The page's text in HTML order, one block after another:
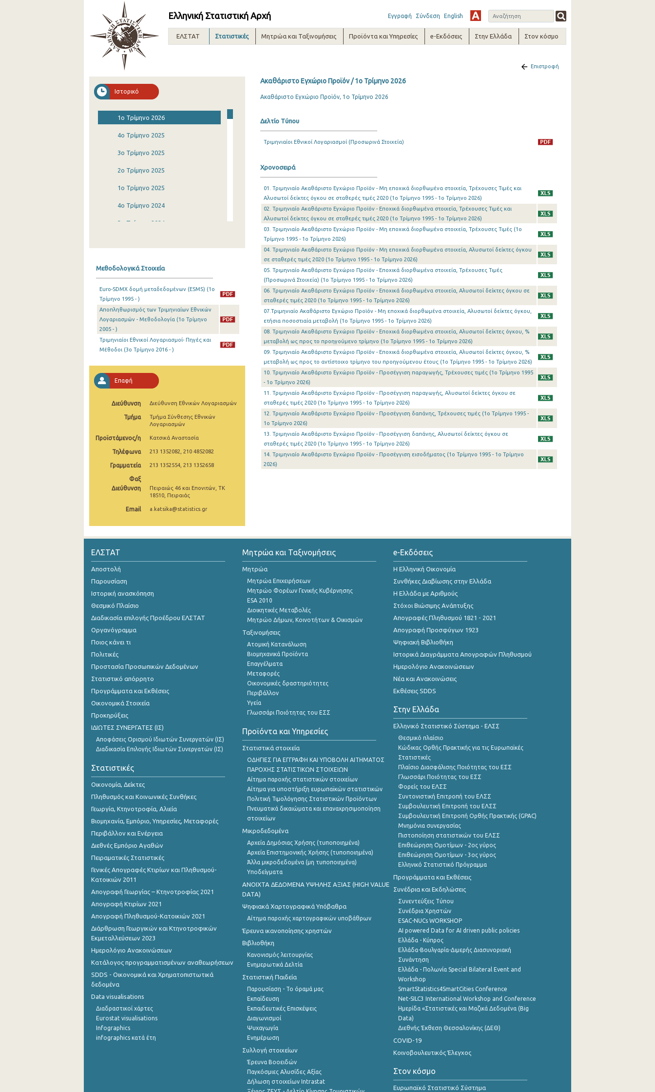
Ελληνική Στατιστική Αρχή Εγγραφή Σύνδεση English
ΕΛΣΤΑΤ Στατιστικές Μητρώα και Ταξινομήσεις Προϊόντα και Υπηρεσίες e-Εκδόσεις Στην Ελλάδα Στον κόσμο
Ιστορικό
1o Τρίμηνο 2026
4o Τρίμηνο 2025
3o Τρίμηνο 2025
2o Τρίμηνο 2025
1o Τρίμηνο 2025
4o Τρίμηνο 2024
3o Τρίμηνο 2024
3o Τρίμηνο 2023
2o Τρίμηνο 2023
4o Τρίμηνο 2022
2o Τρίμηνο 2022
4o Τρίμηνο 2021
3o Τρίμηνο 2021
2o Τρίμηνο 2021
1o Τρίμηνο 2021
4o Τρίμηνο 2020
1o Τρίμηνο 2020
4o Τρίμηνο 2019
3o Τρίμηνο 2019
2o Τρίμηνο 2019
1o Τρίμηνο 2019
3o Τρίμηνο 2018
1o Τρίμηνο 2018
3o Τρίμηνο 2017
2o Τρίμηνο 2017
1o Τρίμηνο 2017
4o Τρίμηνο 2016
3o Τρίμηνο 2016
2o Τρίμηνο 2016
1o Τρίμηνο 2016
4o Τρίμηνο 2015
3o Τρίμηνο 2015
2o Τρίμηνο 2015
1o Τρίμηνο 2015
4o Τρίμηνο 2014
3o Τρίμηνο 2014
2o Τρίμηνο 2014
1o Τρίμηνο 2014
4o Τρίμηνο 2013
3o Τρίμηνο 2013
2o Τρίμηνο 2013
1o Τρίμηνο 2013
Μεθοδολογικά Στοιχεία
Euro-SDMX δομή μεταδεδομένων (ESMS) (1o
Τρίμηνο 1995 - )
Αποπληθωρισμός των Τριμηνιαίων Εθνικών
Λογαριασμών - Μεθοδολογία (1o Τρίμηνο
2005 - )
Τριμηνιαίοι Εθνικοί Λογαριασμοί- Πηγές και
Μέθοδοι (3o Τρίμηνο 2016 - )
Επαφή
Διεύθυνση Διεύθυνση Εθνικών Λογαριασμών
Τμήμα
Τμήμα Σύνθεσης Εθνικών
Λογαριασμών
Προϊστάμενος/η Κατσικά Αναστασία
Τηλέφωνα 213 1352082, 210 4852082
Γραμματεία 213 1352554, 213 1352658
Φαξ
Διεύθυνση
Πειραιώς 46 και Επονιτών, ΤΚ
18510, Πειραιάς
Email a.katsika@statistics.gr
Επιστροφή
Ακαθάριστο Εγχώριο Προϊόν / 1o Τρίμηνο 2026
Ακαθάριστο Εγχώριο Προϊόν, 1ο Τρίμηνο 2026
Δελτίο Τύπου
Τριμηνιαίοι Εθνικοί Λογαριασμοί (Προσωρινά Στοιχεία)
Χρονοσειρά
01. Τριμηνιαίο Ακαθάριστο Εγχώριο Προϊόν - Μη εποχικά διορθωμένα στοιχεία, Τρέχουσες Τιμές και
Αλυσωτοί δείκτες όγκου σε σταθερές τιμές 2020 (1o Τρίμηνο 1995 - 1o Τρίμηνο 2026)
02. Τριμηνιαίο Ακαθάριστο Εγχώριο Προϊόν - Εποχικά διορθωμένα στοιχεία, Τρέχουσες Τιμές και
Αλυσωτοί δείκτες όγκου σε σταθερές τιμές 2020 (1o Τρίμηνο 1995 - 1o Τρίμηνο 2026)
03. Τριμηνιαίο Ακαθάριστο Εγχώριο Προϊόν - Μη εποχικά διορθωμένα στοιχεία, Τρέχουσες Τιμές (1o
Τρίμηνο 1995 - 1o Τρίμηνο 2026)
04. Τριμηνιαίο Ακαθάριστο Εγχώριο Προϊόν - Μη εποχικά διορθωμένα στοιχεία, Αλυσωτοί δείκτες όγκου
σε σταθερές τιμές 2020 (1o Τρίμηνο 1995 - 1o Τρίμηνο 2026)
05. Τριμηνιαίο Ακαθάριστο Εγχώριο Προϊόν - Εποχικά διορθωμένα στοιχεία, Τρέχουσες Τιμές
(Προσωρινά Στοιχεία) (1o Τρίμηνο 1995 - 1o Τρίμηνο 2026)
06. Τριμηνιαίο Ακαθάριστο Εγχώριο Προϊόν - Εποχικά διορθωμένα στοιχεία, Αλυσωτοί δείκτες όγκου σε
σταθερές τιμές 2020 (1o Τρίμηνο 1995 - 1o Τρίμηνο 2026)
07.Τριμηνιαίο Ακαθάριστο Εγχώριο Προϊόν - Μη εποχικά διορθωμένα στοιχεία, Αλυσωτοί δείκτες όγκου,
ετήσια ποσοστιαία μεταβολή (1o Τρίμηνο 1995 - 1o Τρίμηνο 2026)
08. Τριμηνιαίο Ακαθάριστο Εγχώριο Προϊόν - Εποχικά διορθωμένα στοιχεία, Αλυσωτοί δείκτες όγκου, %
μεταβολή ως προς το προηγούμενο τρίμηνο (1o Τρίμηνο 1995 - 1o Τρίμηνο 2026)
09. Τριμηνιαίο Ακαθάριστο Εγχώριο Προϊόν - Εποχικά διορθωμένα στοιχεία, Αλυσωτοί δείκτες όγκου, %
μεταβολή ως προς το αντίστοιχο τρίμηνο του προηγούμενου έτους (1o Τρίμηνο 1995 - 1o Τρίμηνο 2026)
10. Τριμηνιαίο Ακαθάριστο Εγχώριο Προϊόν - Προσέγγιση παραγωγής, Τρέχουσες τιμές (1o Τρίμηνο 1995
- 1o Τρίμηνο 2026)
11. Τριμηνιαίο Ακαθάριστο Εγχώριο Προϊόν - Προσέγγιση παραγωγής, Αλυσωτοί δείκτες όγκου σε
σταθερές τιμές 2020 (1o Τρίμηνο 1995 - 1o Τρίμηνο 2026)
12. Τριμηνιαίο Ακαθάριστο Εγχώριο Προϊόν - Προσέγγιση δαπάνης, Τρέχουσες τιμές (1o Τρίμηνο 1995 -
1o Τρίμηνο 2026)
13. Τριμηνιαίο Ακαθάριστο Εγχώριο Προϊόν - Προσέγγιση δαπάνης, Αλυσωτοί δείκτες όγκου σε
σταθερές τιμές 2020 (1o Τρίμηνο 1995 - 1o Τρίμηνο 2026)
14. Τριμηνιαίο Ακαθάριστο Εγχώριο Προϊόν - Προσέγγιση εισοδήματος (1o Τρίμηνο 1995 - 1o Τρίμηνο
2026)
ΕΛΣΤΑΤ
Αποστολή
Παρουσίαση
Ιστορική ανασκόπηση
Θεσμικό Πλαίσιο
Διαδικασία επιλογής Προέδρου ΕΛΣΤΑΤ
Οργανόγραμμα
Ποιος κάνει τι
Πολιτικές
Προστασία Προσωπικών Δεδομένων
Στατιστικό απόρρητο
Προγράμματα και Εκθέσεις
Οικονομικά Στοιχεία
Προκηρύξεις
ΙΔΙΩΤΕΣ ΣΥΝΕΡΓΑΤΕΣ (ΙΣ)
Αποφάσεις Ορισμού Ιδιωτών Συνεργατών (ΙΣ)
Διαδικασία Επιλογής Ιδιωτών Συνεργατών (ΙΣ)
Στατιστικές
Οικονομία, Δείκτες
Πληθυσμός και Κοινωνικές Συνθήκες
Γεωργία, Κτηνοτροφία, Αλιεία
Βιομηχανία, Εμπόριο, Υπηρεσίες, Μεταφορές
Περιβάλλον και Ενέργεια
Διεθνές Εμπόριο Αγαθών
Πειραματικές Στατιστικές
Γενικές Απογραφές Κτιρίων και Πληθυσμού-
Κατοικιών 2011
Απογραφή Γεωργίας – Κτηνοτροφίας 2021
Απογραφή Κτιρίων 2021
Απογραφή Πληθυσμού-Κατοικιών 2021
Διάρθρωση Γεωργικών και Κτηνοτροφικών
Εκμεταλλεύσεων 2023
Ημερολόγιο Ανακοινώσεων
Κατάλογος προγραμματισμένων αναθεωρήσεων
SDDS - Οικονομικά και Χρηματοπιστωτικά
δεδομένα
Data visualisations
Διαδραστικοί χάρτες
Eurostat visualisations
Infographics
infographics κατά έτη
Μητρώα και Ταξινομήσεις
Μητρώα
Μητρώα Επιχειρήσεων
Μητρώο Φορέων Γενικής Κυβέρνησης
ESA 2010
Διοικητικές Μεταβολές
Μητρώο Δήμων, Κοινοτήτων & Οικισμών
Ταξινομήσεις
Ατομική Κατανάλωση
Βιομηχανικά Προϊόντα
Επαγγέλματα
Μεταφορές
Οικονομικές δραστηριότητες
Περιβάλλον
Υγεία
Γλωσσάρι Ποιότητας του ΕΣΣ
Προϊόντα και Υπηρεσίες
Στατιστικά στοιχεία
ΟΔΗΓΙΕΣ ΓΙΑ ΕΓΓΡΑΦΗ ΚΑΙ ΥΠΟΒΟΛΗ ΑΙΤΗΜΑΤΟΣ
ΠΑΡΟΧΗΣ ΣΤΑΤΙΣΤΙΚΩΝ ΣΤΟΙΧΕΙΩΝ
Αίτημα παροχής στατιστικών στοιχείων
Αίτημα για υποστήριξη ευρωπαϊκών στατιστικών
Πολιτική Τιμολόγησης Στατιστικών Προϊόντων
Πνευματικά δικαιώματα και επαναχρησιμοποίηση
στοιχείων
Μικροδεδομένα
Αρχεία Δημόσιας Χρήσης (τυποποιημένα)
Αρχεία Επιστημονικής Χρήσης (τυποποιημένα)
Άλλα μικροδεδομένα (μη τυποποιημένα)
Υποδείγματα
ANOIXTA ΔΕΔΟΜΕΝΑ ΥΨΗΛΗΣ ΑΞΙΑΣ (HIGH VALUE
DATA)
Ψηφιακά Χαρτογραφικά Υπόβαθρα
Αίτημα παροχής χαρτογραφικών υποβάθρων
Έρευνα ικανοποίησης χρηστών
Βιβλιοθήκη
Κανονισμός λειτουργίας
Ενημερωτικά Δελτία
Στατιστική Παιδεία
Παρουσίαση - Το όραμά μας
Εκπαίδευση
Εκπαιδευτικές Επισκέψεις
Διαγωνισμοί
Ψυχαγωγία
Ενημέρωση
Συλλογή στοιχείων
Έρευνα Βοοειδών
Παγκόσμιες Αλυσίδες Αξίας
Δήλωση στοιχείων Intrastat
e-Εκδόσεις
Η Ελληνική Οικονομία
Συνθήκες Διαβίωσης στην Ελλάδα
Η Ελλάδα με Αριθμούς
Στόχοι Βιώσιμης Ανάπτυξης
Απογραφές Πληθυσμού 1821 - 2021
Απογραφή Προσφύγων 1923
Ψηφιακή Βιβλιοθήκη
Ιστορικά Διαγράμματα Απογραφών Πληθυσμού
Ημερολόγιο Ανακοινώσεων
Νέα και Ανακοινώσεις
Εκθέσεις SDDS
Στην Ελλάδα
Ελληνικό Στατιστικό Σύστημα - ΕΛΣΣ
Θεσμικό πλαίσιο
Κώδικας Ορθής Πρακτικής για τις Ευρωπαϊκές
Στατιστικές
Πλαίσιο Διασφάλισης Ποιότητας του ΕΣΣ
Γλωσσάρι Ποιότητας του ΕΣΣ
Φορείς του ΕΛΣΣ
Συντονιστική Επιτροπή του ΕΛΣΣ
Συμβουλευτική Επιτροπή του ΕΛΣΣ
Συμβουλευτική Επιτροπή Ορθής Πρακτικής (GPAC)
Μνημόνια συνεργασίας
Πιστοποίηση στατιστικών του ΕΛΣΣ
Επιθεώρηση Ομοτίμων - 2ος γύρος
Επιθεώρηση Ομοτίμων - 3ος γύρος
Ελληνικό Στατιστικό Πρόγραμμα
Προγράμματα και Εκθέσεις
Συνέδρια και Εκδηλώσεις
Συνεντεύξεις Τύπου
Συνέδρια Χρηστών
ESAC-NUCs WORKSHOP
AI powered Data for AI driven public policies
Ελλάδα - Κύπρος
Ελλάδα-Βουλγαρία-Διμερής Διασυνοριακή
Συνάντηση
Ελλάδα - Πολωνία Special Bilateral Event and
Workshop
SmartStatistics4SmartCities Conference
Net-SILC3 International Workshop and Conference
Ημερίδα «Στατιστικές και Μαζικά Δεδομένα (Big
Data)
Διεθνής Έκθεση Θεσσαλονίκης (ΔΕΘ)
COVID-19
Κοινοβουλευτικός Έλεγχος
Στον κόσμο
Ευρωπαϊκό Στατιστικό Σύστημα